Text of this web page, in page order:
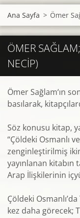
Ana Sayfa > Ömer
ÖMER
NECIP)
Ömer Sağlam‘ın
basılarak,
Söz konusu kitap,
“Çöldeki Osmanlı
zenginleştirilmiş
yayınlanan kitabın
Arap İlişkilerinin
Çöldeki
kez daha görecek;